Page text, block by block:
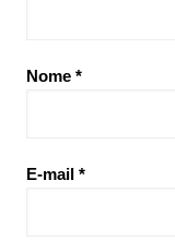
Nome *
E-mail *